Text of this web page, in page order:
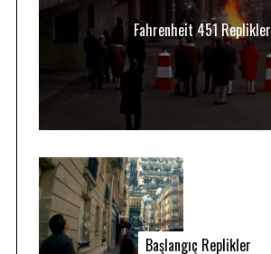
Fahrenheit 451 Replikler
Başlangıç Replikler